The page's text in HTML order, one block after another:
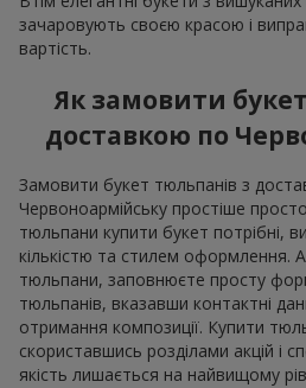
зачаровують своєю красою і
вартість.
Як замовити
доставкою по
Замовити букет тюльпанів з
Червоноармійську простіше
тюльпани купити букет потрібні,
кількістю та стилем оформлення. А
тюльпани, заповнюєте просту
тюльпанів, вказавши контактні
отримання композиції. Купити
скориставшись розділами акцій і
якість лишається на найвищому